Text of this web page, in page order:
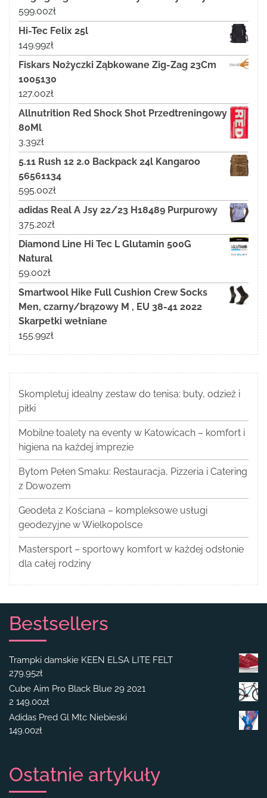
599.00zł
Hi-Tec Felix 25l
149.99zł
Fiskars Nożyczki Ząbkowane Zig-Zag 23Cm
1005130
127.00zł
Allnutrition Red Shock Shot Przedtreningowy
80Ml
3.39zł
5.11 Rush 12 2.0 Backpack 24l Kangaroo
56561134
595.00zł
adidas Real A Jsy 22/23 H18489 Purpurowy
375.20zł
Diamond Line Hi Tec L Glutamin 500G
Natural
59.00zł
Smartwool Hike Full Cushion Crew Socks
Men, czarny/brązowy M , EU 38-41 2022
Skarpetki wełniane
155.99zł
Skompletuj idealny zestaw do tenisa: buty, odzież i
piłki
Mobilne toalety na eventy w Katowicach – komfort i
higiena na każdej imprezie
Bytom Pełen Smaku: Restauracja, Pizzeria i Catering
z Dowozem
Geodeta z Kościana – kompleksowe usługi
geodezyjne w Wielkopolsce
Mastersport – sportowy komfort w każdej odsłonie
dla całej rodziny
Bestsellers
Trampki damskie KEEN ELSA LITE FELT
279.95zł
Cube Aim Pro Black Blue 29 2021
2 149.00zł
Adidas Pred Gl Mtc Niebieski
149.00zł
Ostatnie artykuły